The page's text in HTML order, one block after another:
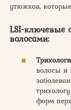
утюжков,
LSI-ключевые
волосами:
волосы и
форм